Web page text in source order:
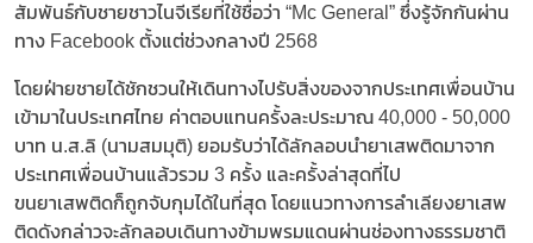
สัมพันธ์กับชายชาวไนจีเรียที่ใช้ชื่อว่า “Mc General” ซึ่งรู้จักกันผ่าน
ทาง Facebook ตั้งแต่ช่วงกลางปี 2568
โดยฝ่ายชายได้ชักชวนให้เดินทางไปรับสิ่งของจากประเทศเพื่อนบ้าน
เข้ามาในประเทศไทย ค่าตอบแทนครั้งละประมาณ 40,000 - 50,000
บาท น.ส.ลิ (นามสมมุติ) ยอมรับว่าได้ลักลอบนำยาเสพติดมาจาก
ประเทศเพื่อนบ้านแล้วรวม 3 ครั้ง และครั้งล่าสุดที่ไป
ขนยาเสพติดก็ถูกจับกุมได้ในที่สุด โดยแนวทางการลำเลียงยาเสพ
ติดดังกล่าวจะลักลอบเดินทางข้ามพรมแดนผ่านช่องทางธรรมชาติ